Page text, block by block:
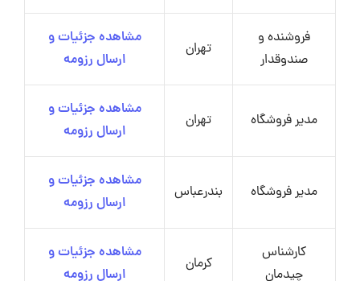
فروشنده و
صندوقدار
تهران
مشاهده جزئیات و
ارسال رزومه
مدیر فروشگاه تهران
مشاهده جزئیات و
ارسال رزومه
مدیر فروشگاه بندرعباس
مشاهده جزئیات و
ارسال رزومه
کارشناس
چیدمان
کرمان
مشاهده جزئیات و
ارسال رزومه